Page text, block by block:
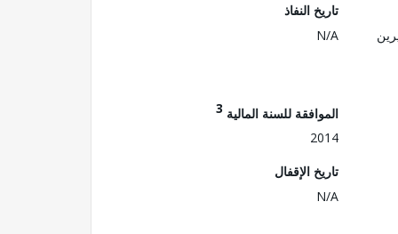
تاريخ النفاذ
N/A
الموافقة للسنة المالية 3
2014
تاريخ الإقفال
N/A